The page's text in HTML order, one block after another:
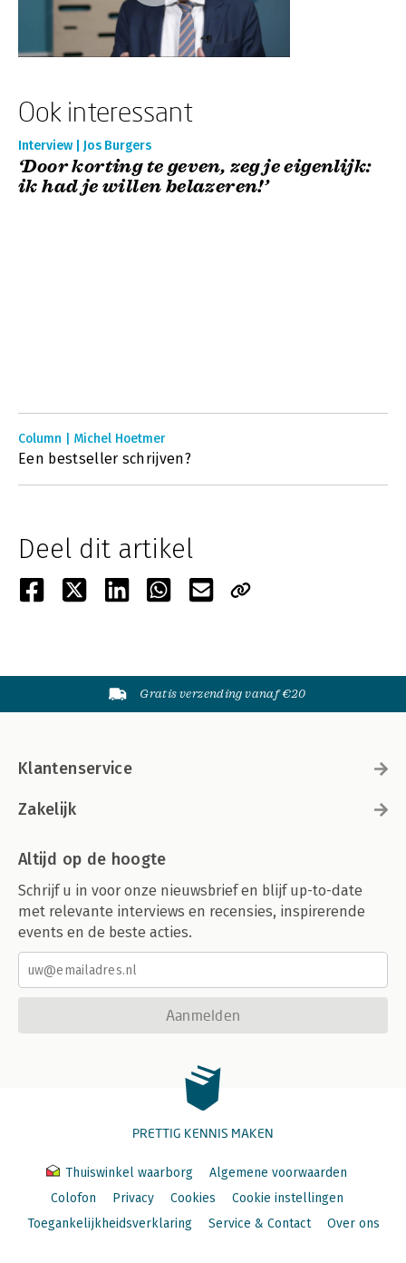
Ook interessant
Interview | Jos Burgers
‘Door korting te geven, zeg je eigenlijk:
ik had je willen belazeren!’
Column | Michel Hoetmer
Een bestseller schrijven?
Deel dit artikel
Gratis verzending vanaf €20
Klantenservice
Zakelijk
Altijd op de hoogte
Schrijf u in voor onze nieuwsbrief en blijf up-to-date
met relevante interviews en recensies, inspirerende
events en de beste acties.
Aanmelden
PRETTIG KENNIS MAKEN
Thuiswinkel waarborg
Algemene voorwaarden
Colofon
Privacy Cookies
Cookie instellingen
Toegankelijkheidsverklaring
Service & Contact Over ons